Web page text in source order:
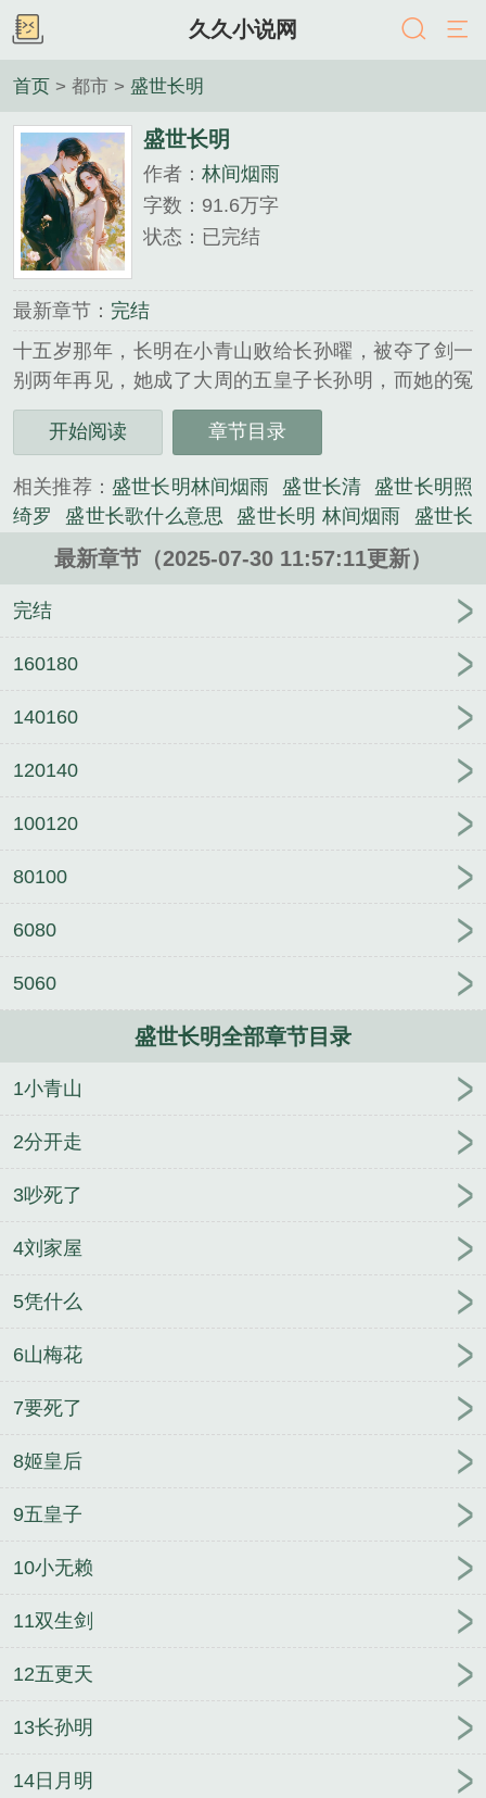
久久小说网
首页 > 都市 > 盛世长明
盛世长明
作者： 林间烟雨
字数：91.6万字
状态：已完结
最新章节： 完结
十五岁那年，长明在小青山败给长孙曜，被夺了剑一
别两年再见，她成了大周的五皇子长孙明，而她的冤
家长孙曜是大周皇太子太子长孙曜冷漠傲慢目无下
尘，在这最重嫡庶尊卑的大周，长孙曜作为长孙氏嫡
上从小镇里寻回来的她，几次想置她于死地然，当她
身份败露，将被处决时，从行令者刀下救下她的却是
自外州赶回来的长孙曜她强撑着一口气：“太子殿下是
你。”她愣了一下，偏过头：“我不嫁。”...
开始阅读 章节目录
相关推荐： 盛世长明林间烟雨 盛世长清
盛世长明照
绮罗
盛世长歌什么意思 盛世长明 林间烟雨
盛世长
明在线阅读 盛世长明的意思 盛世长明番外 盛世明
盛世长明司空岁是女主的什么
盛世长明讲了什么
故事
盛世长歌70集剧情介绍
读
盛世长明什么意思
盛世
盛世长宏
盛世长明
明君 盛世长明番外贺新年
盛世长明是什
盛世长明女主亲生父亲
盛世长明林间烟雨笔趣
阁
盛世长官
盛世
世长歌免费阅读
最新章节（2025-07-30 11:57:11更新）
完结
160180
140160
120140
100120
80100
6080
5060
盛世长明全部章节目录
1小青山
2分开走
3吵死了
4刘家屋
5凭什么
6山梅花
7要死了
8姬皇后
9五皇子
10小无赖
11双生剑
12五更天
13长孙明
14日月明